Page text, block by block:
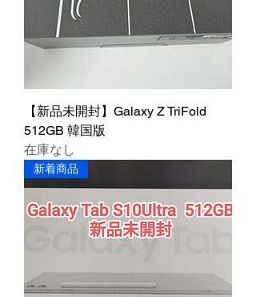
【新品未開封】Galaxy Z TriFold
512GB 韓国版
在庫なし
新着商品